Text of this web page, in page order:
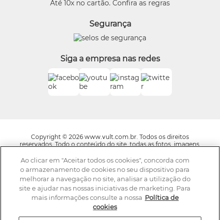
Trocas e Devoluções
Boticário Internacional
Até 10x no cartão. Confira as regras
Segurança
Siga a empresa nas redes
Copyright © 2026 www.vult.com.br. Todos os direitos
reservados. Todo o conteúdo do site, todas as fotos, imagens,
layout, trade dress, aqui veiculados são de propriedade exclusiva
da Boticário Produto de Beleza Ltda. É vedada qualquer
reprodução, total ou parcial, de qualquer elemento de
identidade, sem expressa autorização. A violação de qualquer
direito mencionado implicará na responsabilização cível e
criminal nos termos da Lei. Os preços dos produtos estão
sujeitos a alteração sem aviso prévio.
A Vult se reserva o direito de corrigir qualquer possível erro de
Ao clicar em "Aceitar todos os cookies", concorda com
o armazenamento de cookies no seu dispositivo para
melhorar a navegação no site, analisar a utilização do
site e ajudar nas nossas iniciativas de marketing. Para
mais informações consulte a nossa Política de
cookies